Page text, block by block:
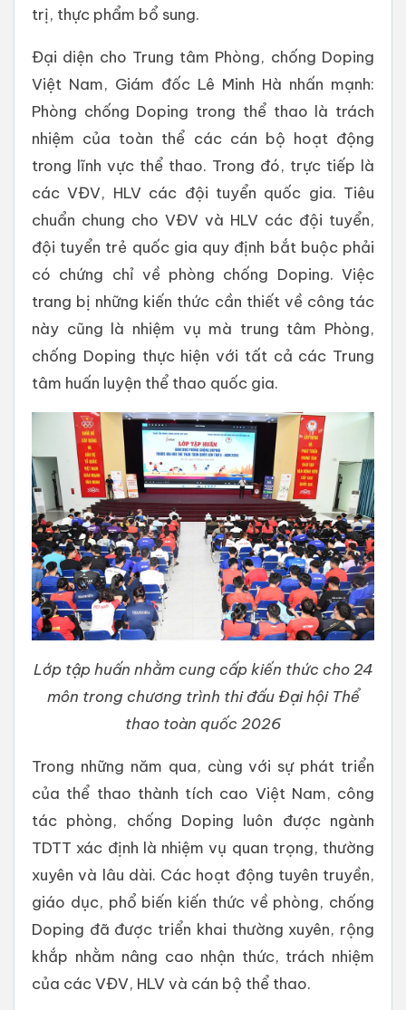
trị, thực phẩm bổ sung.
Đại diện cho Trung tâm Phòng, chống Doping
Việt Nam, Giám đốc Lê Minh Hà nhấn mạnh:
Phòng chống Doping trong thể thao là trách
nhiệm của toàn thể các cán bộ hoạt động
trong lĩnh vực thể thao. Trong đó, trực tiếp là
các VĐV, HLV các đội tuyển quốc gia. Tiêu
chuẩn chung cho VĐV và HLV các đội tuyển,
đội tuyển trẻ quốc gia quy định bắt buộc phải
có chứng chỉ về phòng chống Doping. Việc
trang bị những kiến thức cần thiết về công tác
này cũng là nhiệm vụ mà trung tâm Phòng,
chống Doping thực hiện với tất cả các Trung
tâm huấn luyện thể thao quốc gia.
Lớp tập huấn nhằm cung cấp kiến thức cho 24
môn trong chương trình thi đấu Đại hội Thể
thao toàn quốc 2026
Trong những năm qua, cùng với sự phát triển
của thể thao thành tích cao Việt Nam, công
tác phòng, chống Doping luôn được ngành
TDTT xác định là nhiệm vụ quan trọng, thường
xuyên và lâu dài. Các hoạt động tuyên truyền,
giáo dục, phổ biến kiến thức về phòng, chống
Doping đã được triển khai thường xuyên, rộng
khắp nhằm nâng cao nhận thức, trách nhiệm
của các VĐV, HLV và cán bộ thể thao.